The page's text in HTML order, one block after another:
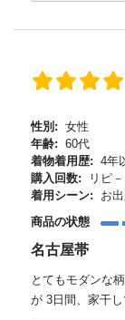
性別: 女性
年齢: 60代
着物着用歴: 4年
購入回数:
リピ
着用シーン:
お
商品の状態
名古屋帯
とてもモダンな
が 3日間、家干